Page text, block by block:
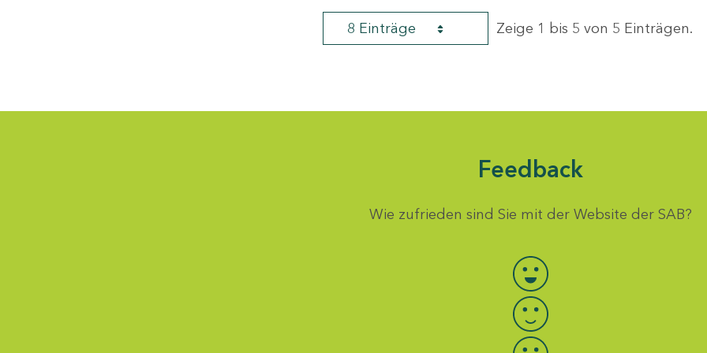
8 Einträge Zeige 1 bis 5 von 5 Einträgen.
Feedback
Wie zufrieden sind Sie mit der Website der SAB?
Bewertung auswählen